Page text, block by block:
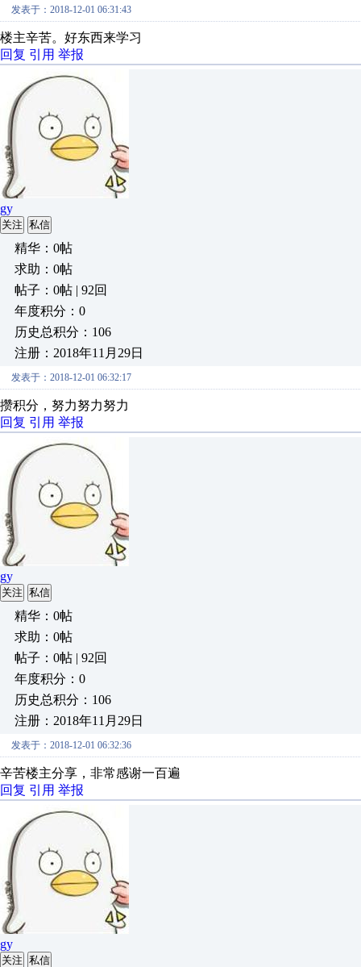
发表于：2018-12-01 06:31:43
楼主辛苦。好东西来学习
回复 引用 举报
gy
关注 私信
精华：0帖
求助：0帖
帖子：0帖 | 92回
年度积分：0
历史总积分：106
注册：2018年11月29日
发表于：2018-12-01 06:32:17
攒积分，努力努力努力
回复 引用 举报
gy
关注 私信
精华：0帖
求助：0帖
帖子：0帖 | 92回
年度积分：0
历史总积分：106
注册：2018年11月29日
发表于：2018-12-01 06:32:36
辛苦楼主分享，非常感谢一百遍
回复 引用 举报
gy
关注 私信